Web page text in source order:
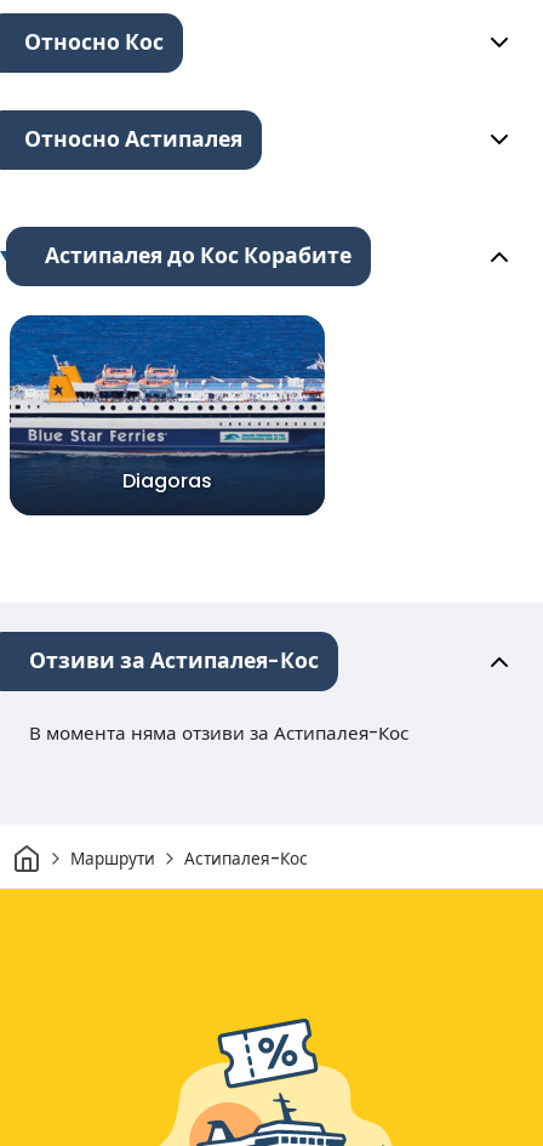
Относно Кос
Относно Астипалея
Астипалея до Кос Корабите
Diagoras
Отзиви за Астипалея-Кос
В момента няма отзиви за Астипалея-Кос
Начало
Маршрути Астипалея-Кос